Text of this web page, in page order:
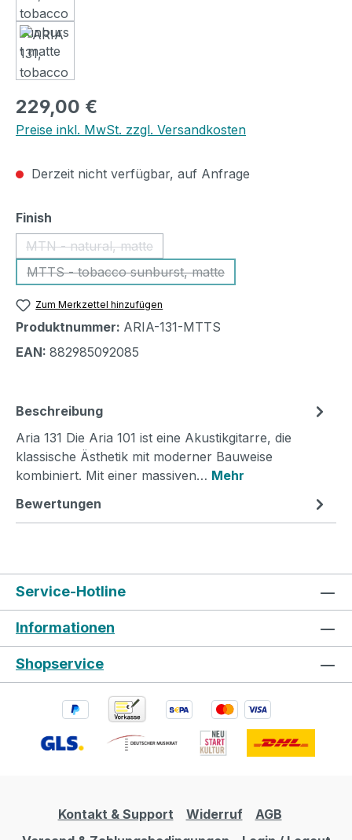
Regulärer Preis:
229,00 €
Preise inkl. MwSt. zzgl. Versandkosten
Derzeit nicht verfügbar, auf Anfrage
Finish
MTN - natural, matte
(Diese Option ist zurzeit nicht verfügbar.)
MTTS - tobacco sunburst, matte
(Diese Option ist zurzeit nicht verfügbar.)
Zum Merkzettel hinzufügen
Produktnummer: ARIA-131-MTTS
EAN: 882985092085
Beschreibung
Aria 131 Die Aria 101 ist eine Akustikgitarre, die
klassische Ästhetik mit moderner Bauweise
kombiniert. Mit einer massiven… Mehr
Bewertungen
Service-Hotline
Informationen
Shopservice
Kontakt & Support Widerruf
AGB